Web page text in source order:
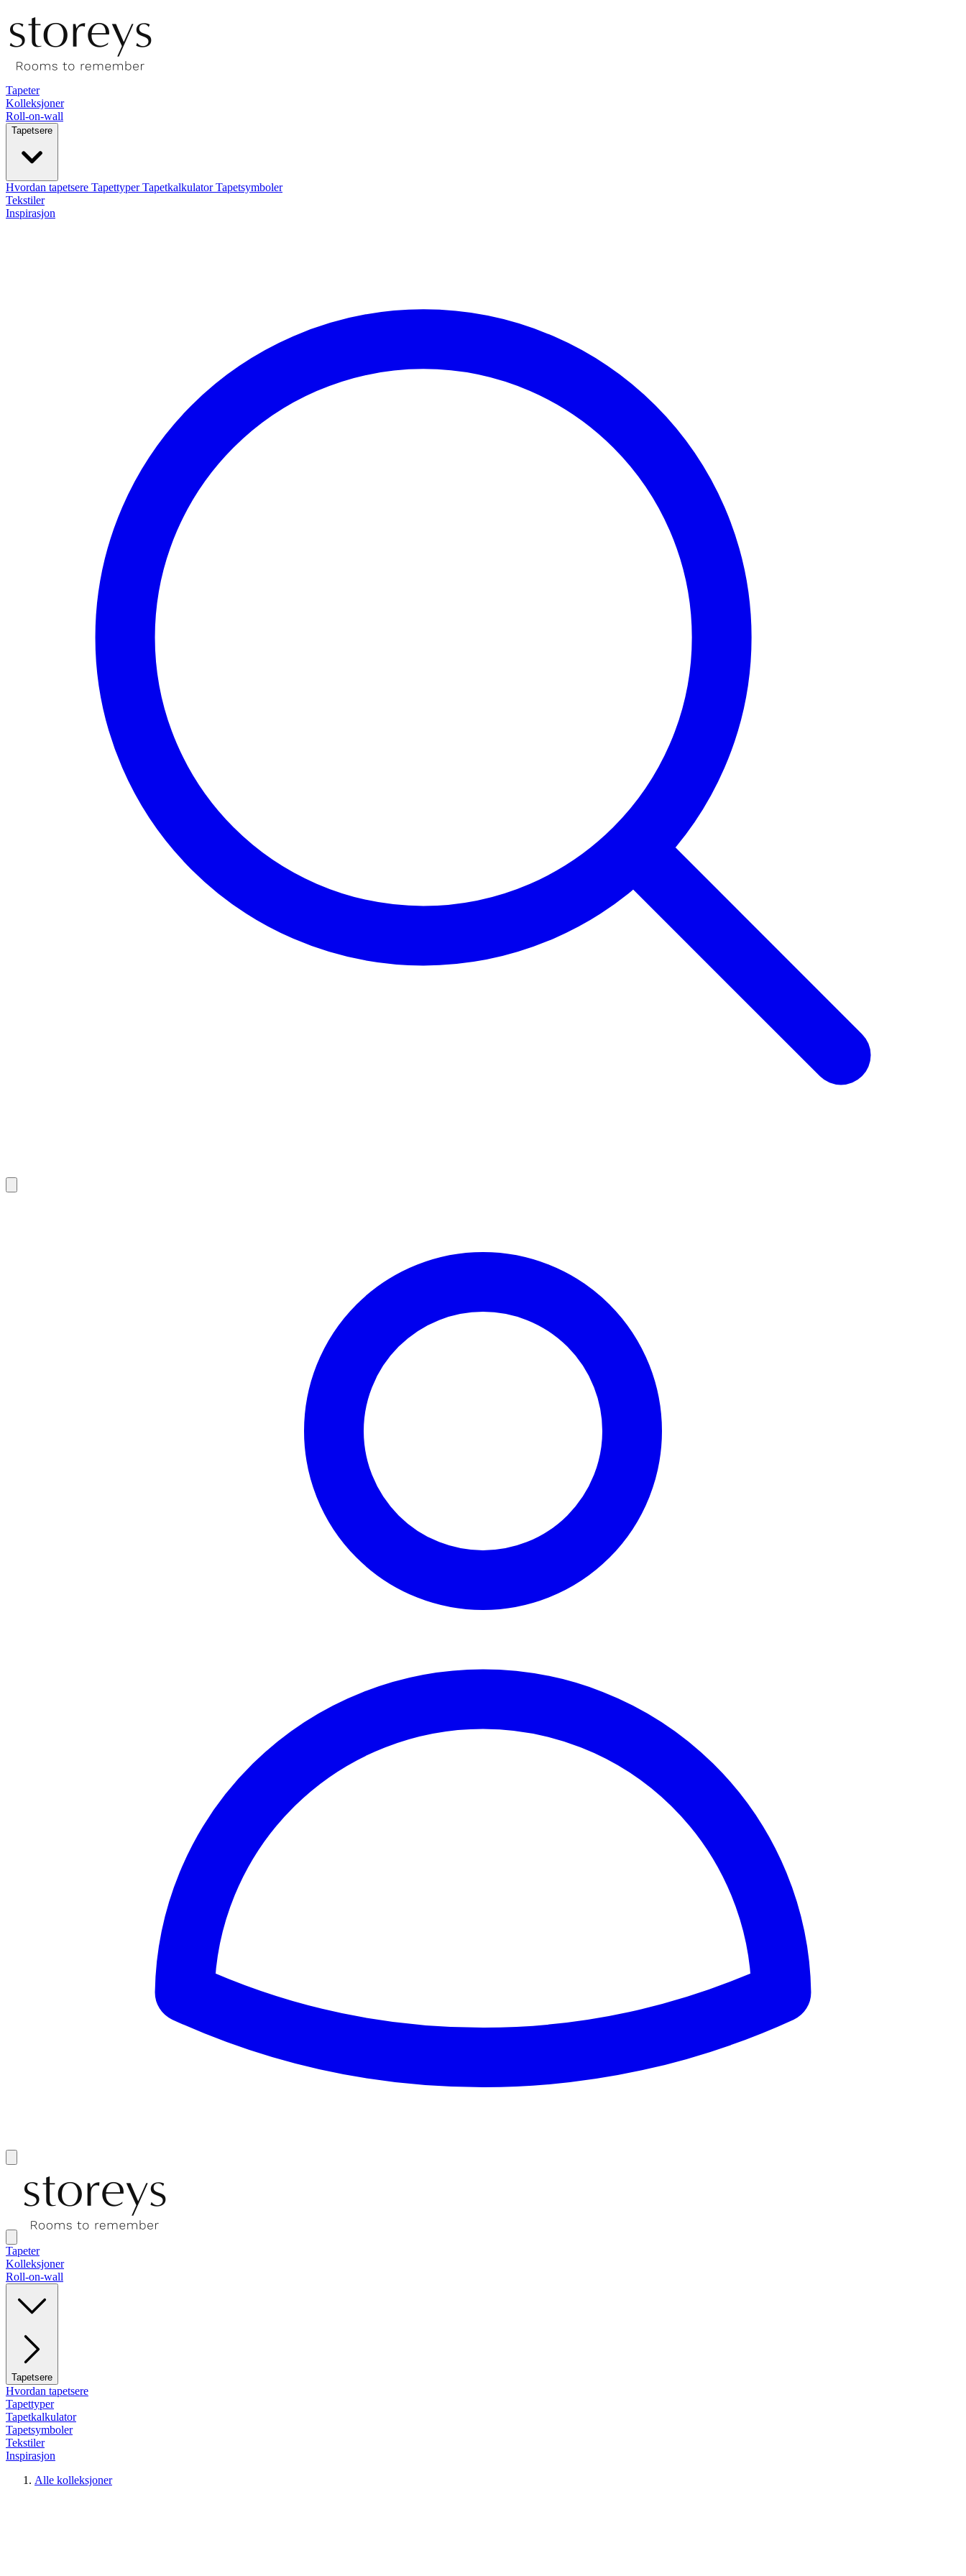
Tapeter
Kolleksjoner
Roll-on-wall
Tapetsere
Hvordan tapetsere TapettyperTapetkalkulatorTapetsymboler
Tekstiler
Inspirasjon
Tapeter
Kolleksjoner
Roll-on-wall
Tapetsere
Hvordan tapetsere
Tapettyper
Tapetkalkulator
Tapetsymboler
Tekstiler
Inspirasjon
Alle kolleksjoner